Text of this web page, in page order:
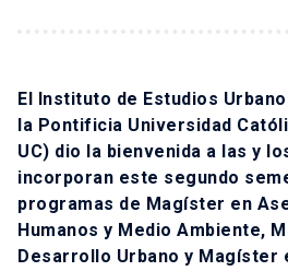
El Instituto de Estudios
la Pontificia Universidad
UC) dio la bienvenida a las y
incorporan este segundo
programas de Magíster en
Humanos y Medio Ambiente,
Desarrollo Urbano y Magíster